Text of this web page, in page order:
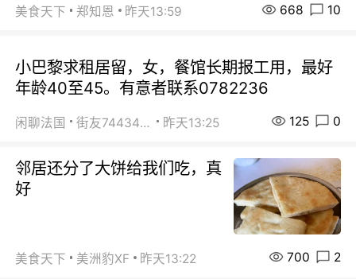
美食天下 郑知恩 昨天13:59 668 10
小巴黎求租居留，女，餐馆长期报工用，最好
年龄40至45。有意者联系0782236
闲聊法国 街友74434350 昨天13:25 125 0
邻居还分了大饼给我们吃，真
好
美食天下 美洲豹XF 昨天13:22 700 2